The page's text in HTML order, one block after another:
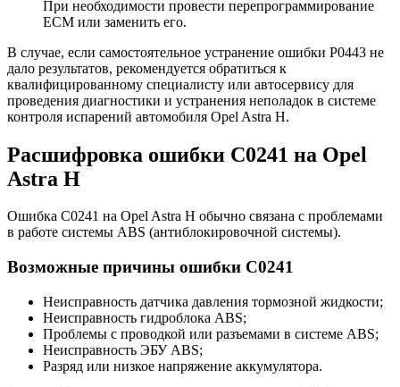
При необходимости провести перепрограммирование
ECM или заменить его.
В случае, если самостоятельное устранение ошибки P0443 не
дало результатов, рекомендуется обратиться к
квалифицированному специалисту или автосервису для
проведения диагностики и устранения неполадок в системе
контроля испарений автомобиля Opel Astra H.
Расшифровка ошибки C0241 на Opel
Astra H
Ошибка C0241 на Opel Astra H обычно связана с проблемами
в работе системы ABS (антиблокировочной системы).
Возможные причины ошибки C0241
Неисправность датчика давления тормозной жидкости;
Неисправность гидроблока ABS;
Проблемы с проводкой или разъемами в системе ABS;
Неисправность ЭБУ ABS;
Разряд или низкое напряжение аккумулятора.